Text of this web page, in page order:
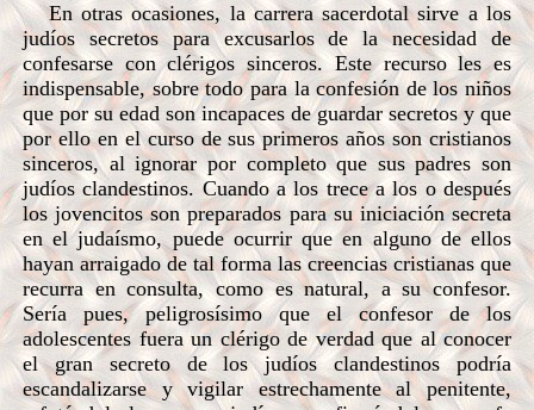
En otras ocasiones, la carrera sacerdotal sirve a los
judíos secretos para excusarlos de la necesidad de
confesarse con clérigos sinceros. Este recurso les es
indispensable, sobre todo para la confesión de los niños
que por su edad son incapaces de guardar secretos y que
por ello en el curso de sus primeros años son cristianos
sinceros, al ignorar por completo que sus padres son
judíos clandestinos. Cuando a los trece a los o después
los jovencitos son preparados para su iniciación secreta
en el judaísmo, puede ocurrir que en alguno de ellos
hayan arraigado de tal forma las creencias cristianas que
recurra en consulta, como es natural, a su confesor.
Sería pues, peligrosísimo que el confesor de los
adolescentes fuera un clérigo de verdad que al conocer
el gran secreto de los judíos clandestinos podría
escandalizarse y vigilar estrechamente al penitente,